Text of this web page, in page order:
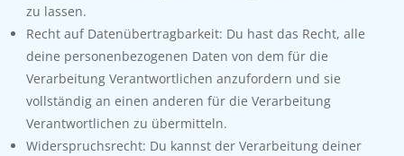
zu lassen.
Recht auf Datenübertragbarkeit: Du hast das Recht, alle
deine personenbezogenen Daten von dem für die
Verarbeitung Verantwortlichen anzufordern und sie
vollständig an einen anderen für die Verarbeitung
Verantwortlichen zu übermitteln.
Widerspruchsrecht: Du kannst der Verarbeitung deiner